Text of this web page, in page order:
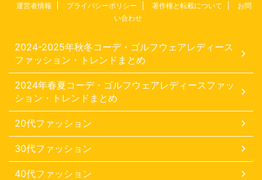
運営者情報 プライバシーポリシー 著作権と転載について
お問
い合わせ
2024-2025年秋冬コーデ・ゴルフウェアレディース
ファッション・トレンドまとめ
2024年春夏コーデ・ゴルフウェアレディースファッ
ション・トレンドまとめ
20代ファッション
30代ファッション
40代ファッション